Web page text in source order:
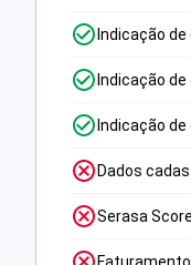
Indicação
Indicação
Indicação
Dados
Serasa